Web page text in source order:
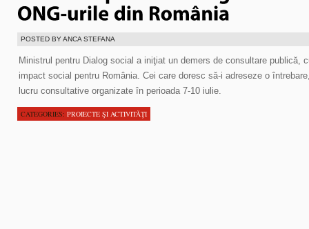
POSTED BY ANCA STEFANA
Ministrul pentru Dialog social a iniţiat un demers de consultare publică,
impact social pentru România. Cei care doresc să-i adreseze o
lucru consultative organizate în perioada 7-10 iulie.
CATEGORIES: PROIECTE ŞI ACTIVITĂŢI